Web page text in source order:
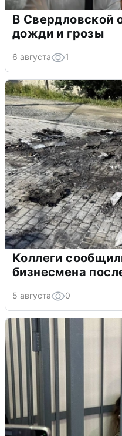
В Свердловской
дожди и грозы
6 августа 1
Коллеги
бизнесмена
5 августа 0